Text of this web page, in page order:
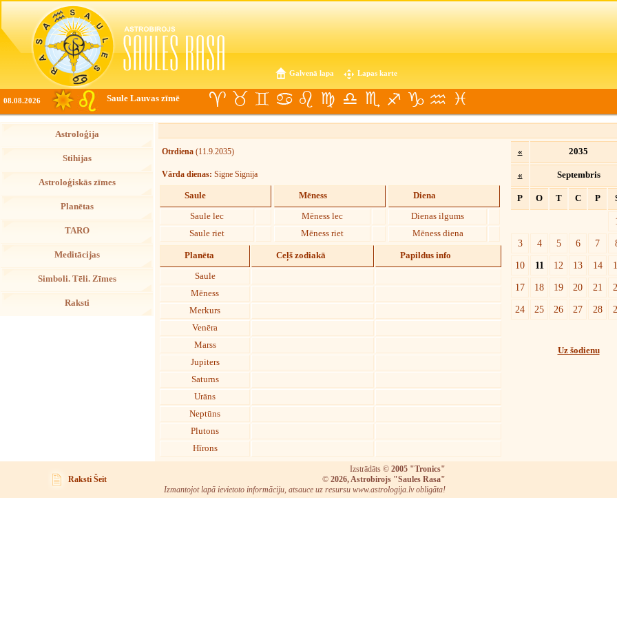
Galvenā lapa Lapas karte
08.08.2026 Saule Lauvas zīmē
Astroloģija
Stihijas
Astroloģiskās zīmes
Planētas
TARO
Meditācijas
Simboli. Tēli. Zīmes
Raksti
Otrdiena (11.9.2035)
Vārda dienas: Signe Signija
Saule
Saule lec
Saule riet
Mēness
Mēness lec
Mēness riet
Diena
Dienas ilgums
Mēness diena
Planēta Ceļš zodiakā Papildus info
Saule
Mēness
Merkurs
Venēra
Marss
Jupiters
Saturns
Urāns
Neptūns
Plutons
Hīrons
« 2035
« Septembris
P O T C P
3
4 5 6 7
10
11 12 13 14
17
18 19 20 21
24
25 26 27 28
Uz šodienu
Raksti Šeit
Izstrādāts © 2005 "Tronics"
© 2026, Astrobirojs "Saules Rasa"
Izmantojot lapā ievietoto informāciju, atsauce uz resursu www.astrologija.lv obligāta!